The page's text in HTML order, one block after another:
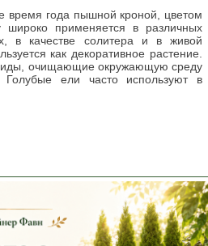
время года пышной кроной, цветом
применяется в различных
в качестве солитера и в живой
как декоративное растение.
очищающие окружающую среду
ели часто используют в